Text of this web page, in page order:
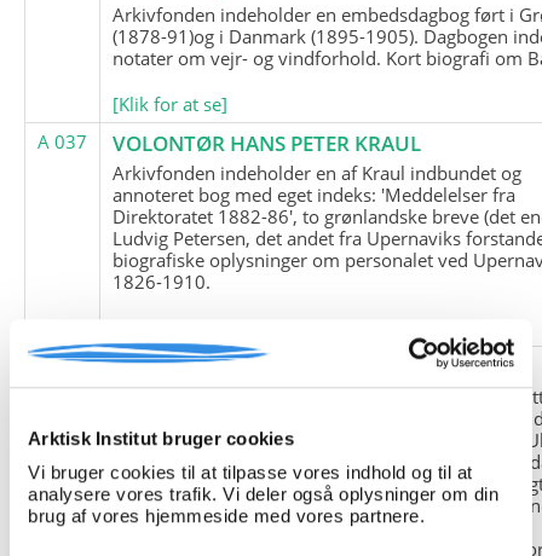
Arktisk Institut bruger cookies
Vi bruger cookies til at tilpasse vores indhold og til at
analysere vores trafik. Vi deler også oplysninger om din
brug af vores hjemmeside med vores partnere.
Arkivfonden indeholder en embedsdagbog ført i
(1878-91)og i Danmark (1895-1905). Dagbogen
notater om vejr- og vindforhold. Kort biografi om
[Klik for at se]
A 037
VOLONTØR HANS PETER KRAUL
Arkivfonden indeholder en af Kraul indbundet og
annoteret bog med eget indeks: 'Meddelelser fra
Direktoratet 1882-86', to grønlandske breve (det
Ludvig Petersen, det andet fra Upernaviks
biografiske oplysninger om personalet ved
1826-1910.
A 038
FRIEDRICH LITTMANN
Denne arkivfond indeholder en kopi af Friedrich
upublicerede erindringer. Originalen befinder sig i
tyske historiker Franz Selingers privatarkiv i byen
Tyskland. Friedrich Littmann var en af de tyske
der var med i vejrstationen "Holzauge" i Hansa
Nordøstgrønland under Anden Verdenskrig.
"Holzauge" blev opdaget af Nordøstgrønlands
Slædepatrulje med Eli Knudsen som medlem og